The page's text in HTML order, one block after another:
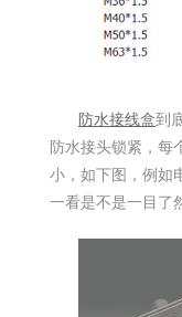
防水接线盒到
防水接头锁紧，每
小，如下图，例如
一看是不是一目了